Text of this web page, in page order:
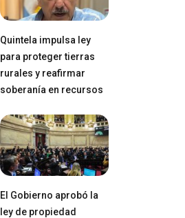
Quintela impulsa ley
para proteger tierras
rurales y reafirmar
soberanía en recursos
El Gobierno aprobó la
ley de propiedad